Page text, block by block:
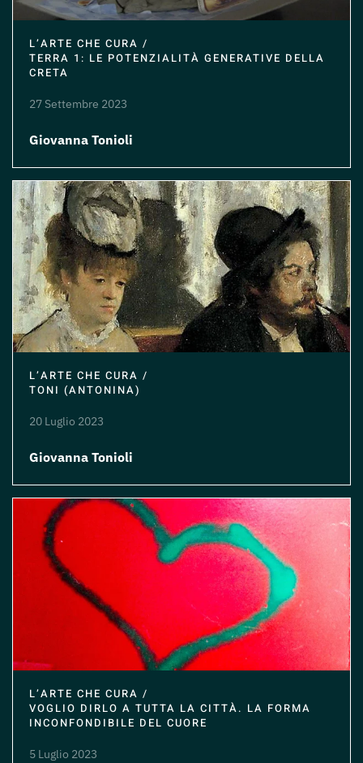
L’ARTE CHE CURA /
TERRA 1: LE POTENZIALITÀ GENERATIVE DELLA
CRETA
27 Settembre 2023
Giovanna Tonioli
L’ARTE CHE CURA /
TONI (ANTONINA)
20 Luglio 2023
Giovanna Tonioli
L’ARTE CHE CURA /
VOGLIO DIRLO A TUTTA LA CITTÀ. LA FORMA
INCONFONDIBILE DEL CUORE
5 Luglio 2023